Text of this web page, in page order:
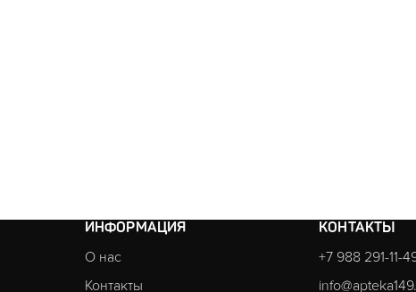
ИНФОРМАЦИЯ
О нас
Контакты
КОНТАКТЫ
+7 988 291-11-